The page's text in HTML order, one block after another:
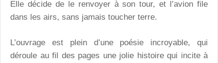
Elle décide de le renvoyer à son tour, et l’avion file
dans les airs, sans jamais toucher terre.
L’ouvrage est plein d’une poésie incroyable, qui
déroule au fil des pages une jolie histoire qui incite à